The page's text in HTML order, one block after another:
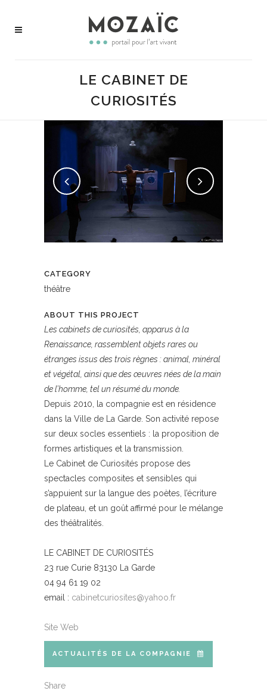
LE CABINET DE
CURIOSITÉS
CATEGORY
théâtre
ABOUT THIS PROJECT
Les cabinets de curiosités, apparus à la
Renaissance, rassemblent objets rares ou
étranges issus des trois règnes : animal, minéral
et végétal, ainsi que des œuvres nées de la main
de l’homme, tel un résumé du monde.
Depuis 2010, la compagnie est en résidence
dans la Ville de La Garde. Son activité repose
sur deux socles essentiels : la proposition de
formes artistiques et la transmission.
Le Cabinet de Curiosités propose des
spectacles composites et sensibles qui
s’appuient sur la langue des poètes, l’écriture
de plateau, et un goût affirmé pour le mélange
des théâtralités.
LE CABINET DE CURIOSITÉS
23 rue Curie 83130 La Garde
04 94 61 19 02
email : cabinetcuriosites@yahoo.fr
Site Web
ACTUALITÉS DE LA COMPAGNIE
Share